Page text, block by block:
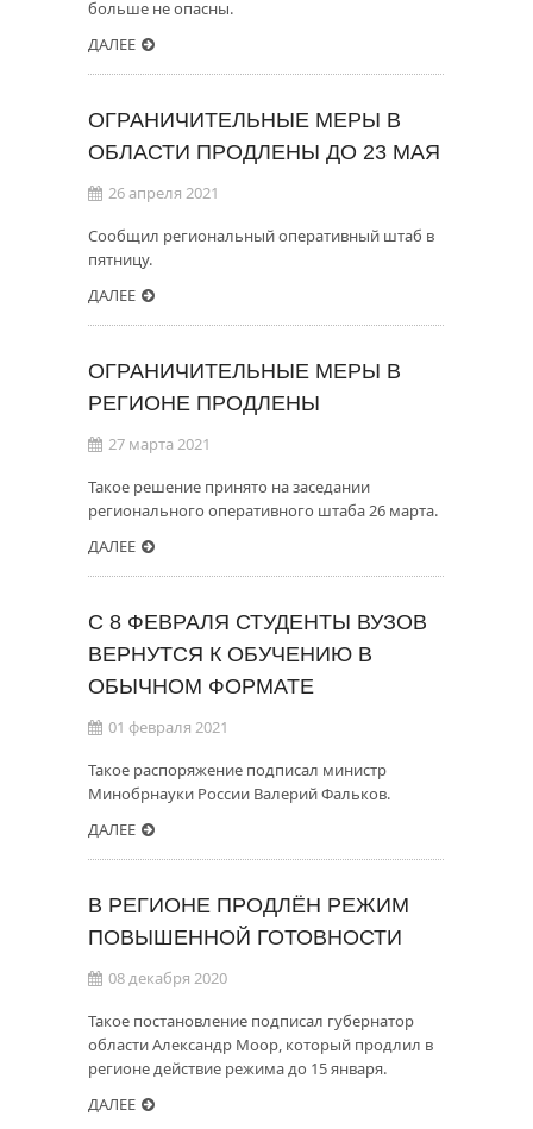
больше не опасны.
ДАЛЕЕ
ОГРАНИЧИТЕЛЬНЫЕ МЕРЫ В
ОБЛАСТИ ПРОДЛЕНЫ ДО 23 МАЯ
26 апреля 2021
Сообщил региональный оперативный штаб в
пятницу.
ДАЛЕЕ
ОГРАНИЧИТЕЛЬНЫЕ МЕРЫ В
РЕГИОНЕ ПРОДЛЕНЫ
27 марта 2021
Такое решение принято на заседании
регионального оперативного штаба 26 марта.
ДАЛЕЕ
С 8 ФЕВРАЛЯ СТУДЕНТЫ ВУЗОВ
ВЕРНУТСЯ К ОБУЧЕНИЮ В
ОБЫЧНОМ ФОРМАТЕ
01 февраля 2021
Такое распоряжение подписал министр
Минобрнауки России Валерий Фальков.
ДАЛЕЕ
В РЕГИОНЕ ПРОДЛЁН РЕЖИМ
ПОВЫШЕННОЙ ГОТОВНОСТИ
08 декабря 2020
Такое постановление подписал губернатор
области Александр Моор, который продлил в
регионе действие режима до 15 января.
ДАЛЕЕ